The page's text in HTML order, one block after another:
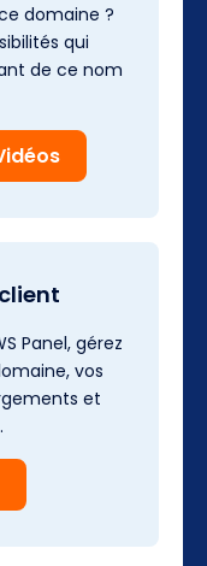
domaine ?
qui
de ce nom
Panel, gérez
vos
et